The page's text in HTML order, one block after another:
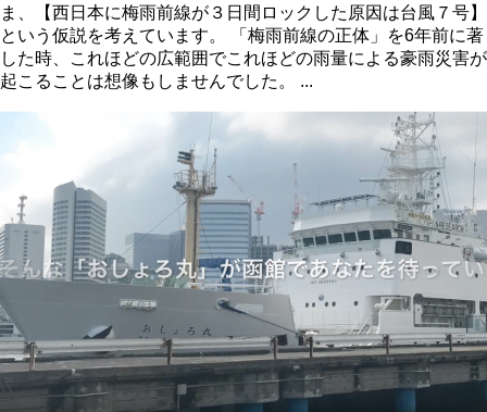
ま、【西日本に梅雨前線が３日間ロックした原因は台風７号】
という仮説を考えています。 「梅雨前線の正体」を6年前に著
した時、これほどの広範囲でこれほどの雨量による豪雨災害が
起こることは想像もしませんでした。 ...